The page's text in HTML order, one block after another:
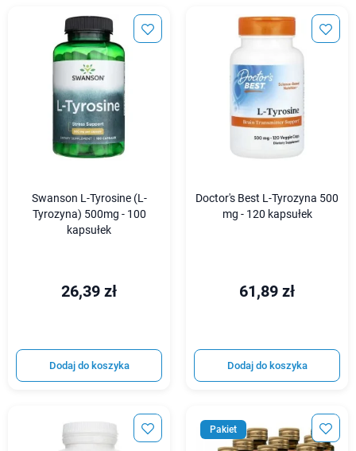
Swanson L-Tyrosine (L-
Tyrozyna) 500mg - 100
kapsułek
26,39 zł
Dodaj do koszyka
Doctor's Best L-Tyrozyna 500
mg - 120 kapsułek
61,89 zł
Dodaj do koszyka
Pakiet